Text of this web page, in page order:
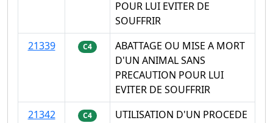
POUR LUI EVITER DE
SOUFFRIR
21339
C4
ABATTAGE OU MISE A MORT
D'UN ANIMAL SANS
PRECAUTION POUR LUI
EVITER DE SOUFFRIR
21342
C4
UTILISATION D'UN PROCEDE